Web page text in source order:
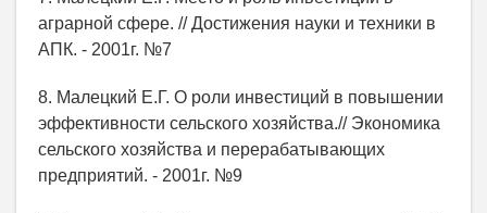
аграрной сфере. // Достижения науки и техники в
АПК. - 2001г. №7
8. Малецкий Е.Г. О роли инвестиций в повышении
эффективности сельского хозяйства.// Экономика
сельского хозяйства и перерабатывающих
предприятий. - 2001г. №9